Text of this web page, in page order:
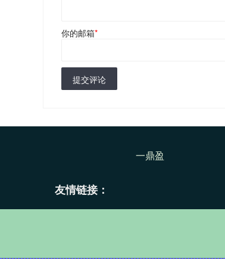
你的邮箱*
提交评论
一鼎盈
友情链接：